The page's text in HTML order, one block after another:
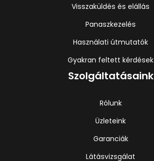
Visszaküldés és elállás
Panaszkezelés
Használati útmutatók
Gyakran feltett kérdések
Szolgáltatásaink
Rólunk
Üzleteink
Garanciák
Látásvizsgálat